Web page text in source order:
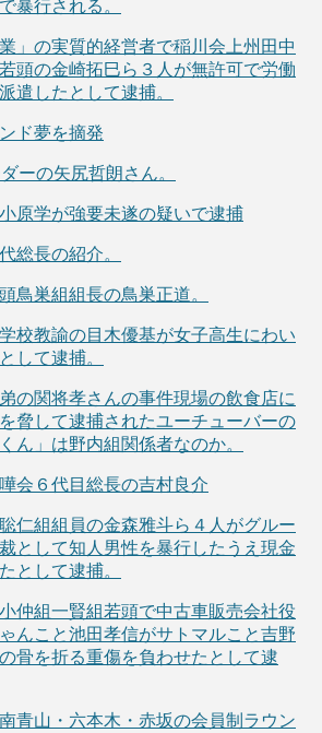
暴行される。
」の実質的経営者で稲川会上州田中
頭の金崎拓巳ら３人が無許可で労働
遣したとして逮捕。
ド夢を摘発
ーの矢尻哲朗さん。
原学が強要未遂の疑いで逮捕
総長の紹介。
鳥巣組組長の鳥巣正道。
校教諭の目木優基が女子高生にわい
して逮捕。
の関将孝さんの事件現場の飲食店に
脅して逮捕されたユーチューバーの
ん」は野内組関係者なのか。
会６代目総長の吉村良介
仁組組員の金森雅斗ら４人がグルー
として知人男性を暴行したうえ現金
として逮捕。
仲組一賢組若頭で中古車販売会社役
んこと池田孝信がサトマルこと吉野
骨を折る重傷を負わせたとして逮
青山・六本木・赤坂の会員制ラウン